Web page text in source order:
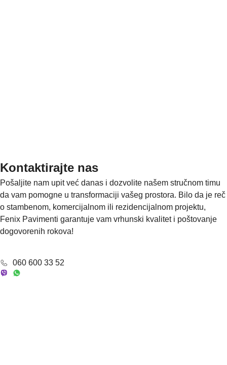
Kontaktirajte nas
Pošaljite nam upit već danas i dozvolite našem stručnom timu
da vam pomogne u transformaciji vašeg prostora. Bilo da je reč
o stambenom, komercijalnom ili rezidencijalnom projektu,
Fenix Pavimenti garantuje vam vrhunski kvalitet i poštovanje
dogovorenih rokova!
060 600 33 52